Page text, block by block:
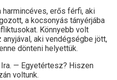
harmincéves, erős férfi, aki
a kocsonyás tányérjába
Könnyebb volt
aki vendégségbe jött,
dönteni helyettük.
— Egyetértesz? Hiszen
voltunk.